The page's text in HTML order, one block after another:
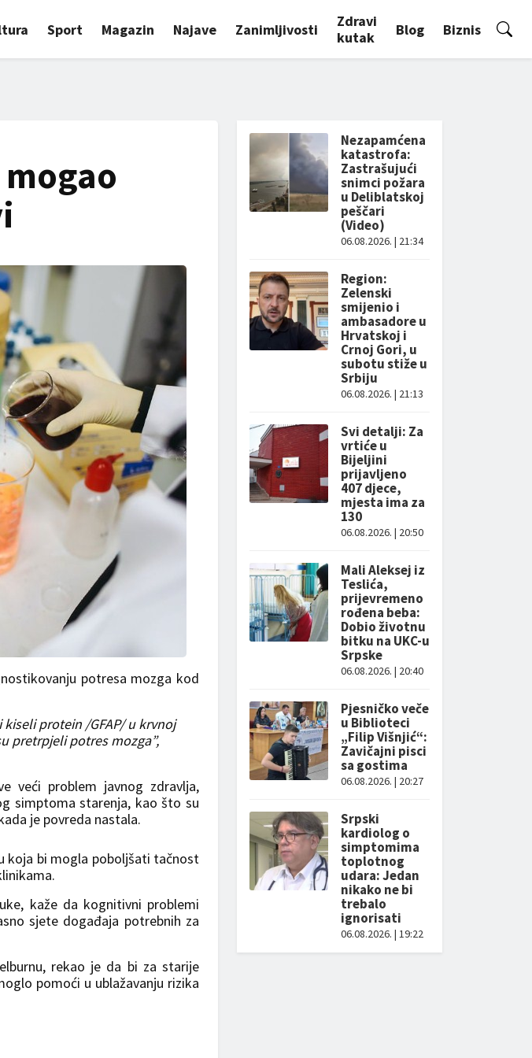
Sport Magazin Najave Zanimljivosti
Zdravi
kutak
Blog Biznis
potresa mozga kod
protein /GFAP/ u krvnoj
pretrpjeli potres mozga”,
veći problem javnog zdravlja,
simptoma starenja, kao što su
je povreda nastala.
koja bi mogla poboljšati tačnost
kaže da kognitivni problemi
sjete događaja potrebnih za
rekao je da bi za starije
pomoći u ublažavanju rizika
Nezapamćena
katastrofa:
Zastrašujući
snimci požara
u Deliblatskoj
peščari
(Video)
06.08.2026. | 21:34
Region:
Zelenski
smijenio i
ambasadore u
Hrvatskoj i
Crnoj Gori, u
subotu stiže u
Srbiju
06.08.2026. | 21:13
Svi detalji: Za
vrtiće u
Bijeljini
prijavljeno
407 djece,
mjesta ima za
130
06.08.2026. | 20:50
Mali Aleksej iz
Teslića,
prijevremeno
rođena beba:
Dobio životnu
bitku na UKC-u
Srpske
06.08.2026. | 20:40
Pjesničko veče
u Biblioteci
„Filip Višnjić“:
Zavičajni pisci
sa gostima
06.08.2026. | 20:27
Srpski
kardiolog o
simptomima
toplotnog
udara: Jedan
nikako ne bi
trebalo
ignorisati
06.08.2026. | 19:22